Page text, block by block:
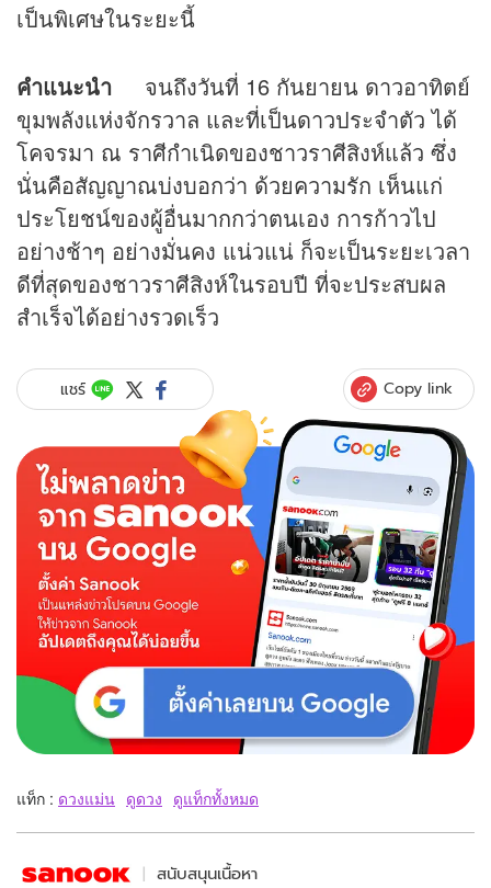
เป็นพิเศษในระยะนี้
คำแนะนำ
จนถึงวันที่ 16 กันยายน ดาวอาทิตย์
ขุมพลังแห่งจักรวาล และที่เป็นดาวประจำตัว ได้
โคจรมา ณ ราศีกำเนิดของชาวราศีสิงห์แล้ว ซึ่ง
นั่นคือสัญญาณบ่งบอกว่า ด้วยความรัก เห็นแก่
ประโยชน์ของผู้อื่นมากกว่าตนเอง การก้าวไป
อย่างช้าๆ อย่างมั่นคง แน่วแน่ ก็จะเป็นระยะเวลา
ดีที่สุดของชาวราศีสิงห์ในรอบปี ที่จะประสบผล
สำเร็จได้อย่างรวดเร็ว
แชร์ Copy link
แท็ก : ดวงแม่น ดูดวง ดูแท็กทั้งหมด
สนับสนุนเนื้อหา